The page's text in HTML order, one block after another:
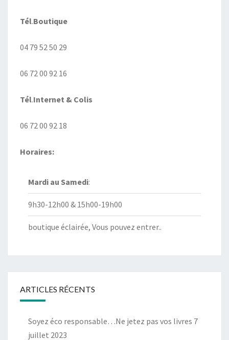
Tél.Boutique
04 79 52 50 29
06 72 00 92 16
Tél.Internet & Colis
06 72 00 92 18
Horaires:
Mardi au Samedi:
9h30-12h00 & 15h00-19h00
boutique éclairée, Vous pouvez entrer..
ARTICLES RÉCENTS
Soyez éco responsable…Ne jetez pas vos livres 7
juillet 2023